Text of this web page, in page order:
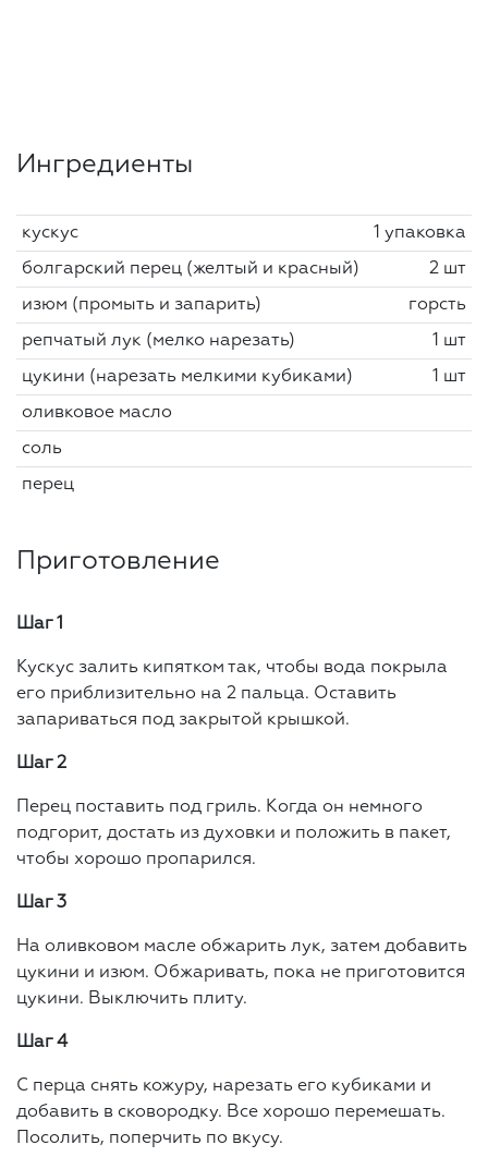
Ингредиенты
кускус 1 упаковка
болгарский перец (желтый и красный) 2 шт
изюм (промыть и запарить) горсть
репчатый лук (мелко нарезать) 1 шт
цукини (нарезать мелкими кубиками) 1 шт
оливковое масло
соль
перец
Приготовление
Шаг 1
Кускус залить кипятком так, чтобы вода покрыла
его приблизительно на 2 пальца. Оставить
запариваться под закрытой крышкой.
Шаг 2
Перец поставить под гриль. Когда он немного
подгорит, достать из духовки и положить в пакет,
чтобы хорошо пропарился.
Шаг 3
На оливковом масле обжарить лук, затем добавить
цукини и изюм. Обжаривать, пока не приготовится
цукини. Выключить плиту.
Шаг 4
С перца снять кожуру, нарезать его кубиками и
добавить в сковородку. Все хорошо перемешать.
Посолить, поперчить по вкусу.